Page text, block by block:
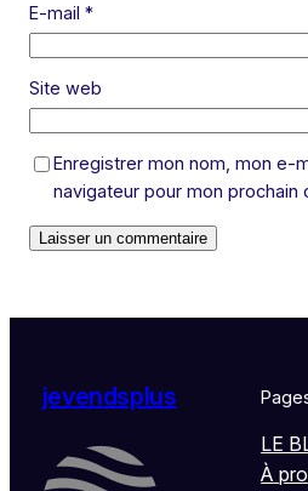
E-mail *
Site web
Enregistrer mon nom, mon e-
navigateur pour mon prochain
jevendsplus
LE
À